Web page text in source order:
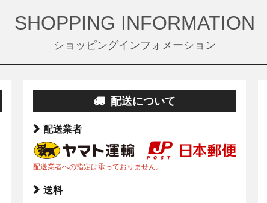
SHOPPING INFORMATION
ショッピングインフォメーション
配送について
配送業者
配送業者への指定は承っておりません。
送料